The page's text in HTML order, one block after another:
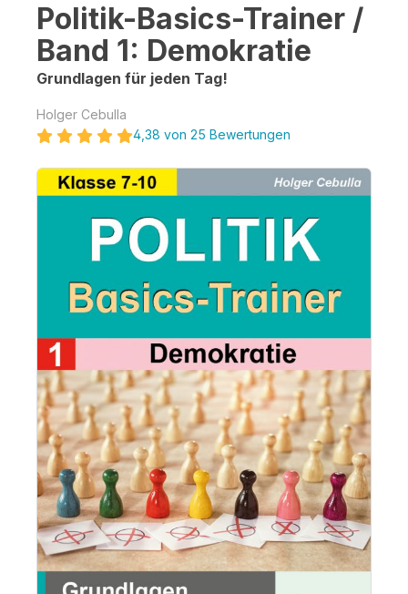
Politik-Basics-Trainer /
Band 1: Demokratie
Grundlagen für jeden Tag!
Holger Cebulla
4,38 von 25 Bewertungen
Bildergalerie überspringen